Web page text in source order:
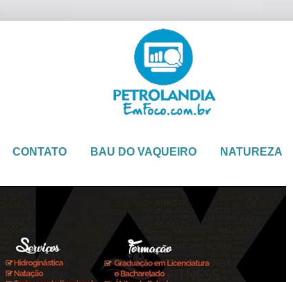
CONTATO BAU DO VAQUEIRO NATUREZA